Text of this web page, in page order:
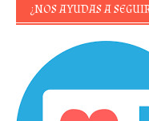
¿NOS AYUDAS A